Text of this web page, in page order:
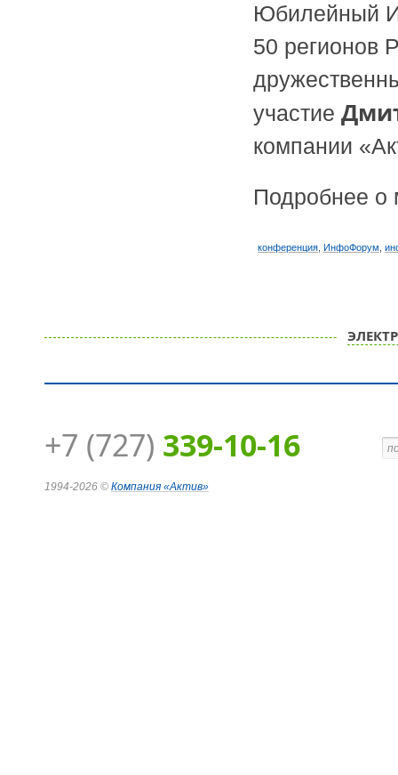
Юбилейный
50 регионов
участие
компании
Подробнее о
конференция ИнфоФорум
+7 (727) 339-10-16
1994-2026 © Компания «Актив»